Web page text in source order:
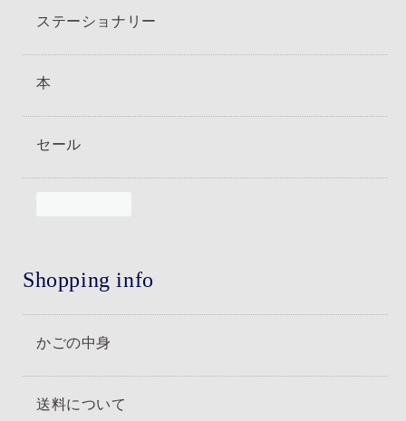
ステーショナリー
本
セール
Shopping info
かごの中身
送料について